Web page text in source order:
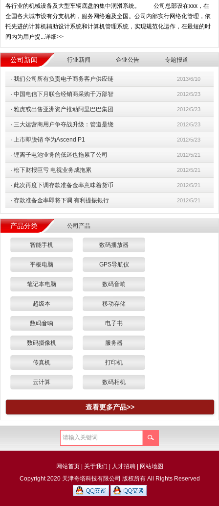
各行业的机械设备及大型车辆底盘的集中润滑系统。 公司总部设在xxx，在
全国各大城市设有分支机构，服务网络遍及全国。公司内部实行网络化管理，依
托先进的计算机辅助设计系统和计算机管理系统，实现规范化运作，在最短的时
间内为用户提...详细>>
公司新闻 行业新闻 企业公告 专题报道
· 我们公司所有负责电子商务客户供应链 2013/6/10
· 中国电信下月联合经销商采购千万部智 2012/5/23
· 雅虎或出售亚洲资产推动阿里巴巴集团 2012/5/23
· 三大运营商用户争夺战升级：管道是绕 2012/5/23
· 上市即脱销 华为Ascend P1 2012/5/23
· 锂离子电池业务的低迷也拖累了公司 2012/5/21
· 松下财报巨亏 电视业务成拖累 2012/5/21
· 此次再度下调存款准备金率意味着货币 2012/5/21
· 存款准备金率即将下调 有利提振银行 2012/5/21
产品分类 公司产品
智能手机 数码播放器
平板电脑 GPS导航仪
笔记本电脑 数码音响
超级本 移动存储
数码音响 电子书
数码摄像机 服务器
传真机 打印机
云计算 数码相机
查看更多产品>>
网站首页| 关于我们 人才招聘|
网站地图
Copyright 2020 天津奇塔科技有限公司 版权所有 All Rights Reserved